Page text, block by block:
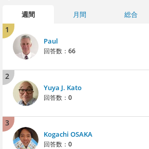
週間 月間 総合
1
Paul
回答数： 66
2
Yuya J. Kato
回答数： 0
3
Kogachi OSAKA
回答数： 0